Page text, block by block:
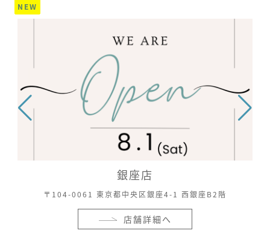
NEW
銀座店
〒104-0061 東京都中央区銀座4-1 西銀座B2階
店舗詳細へ